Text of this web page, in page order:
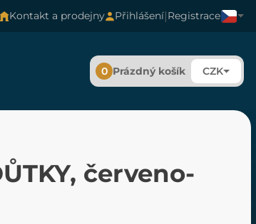
Kontakt a prodejny Přihlášení|Registrace
0 Prázdný košík CZK
červeno-